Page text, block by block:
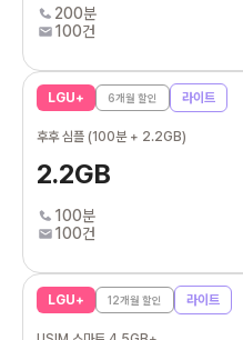
200분
100건
LGU+ 6개월 할인 라이트
후후 심플 (100분 + 2.2GB)
2.2GB
100분
100건
LGU+ 12개월 할인 라이트